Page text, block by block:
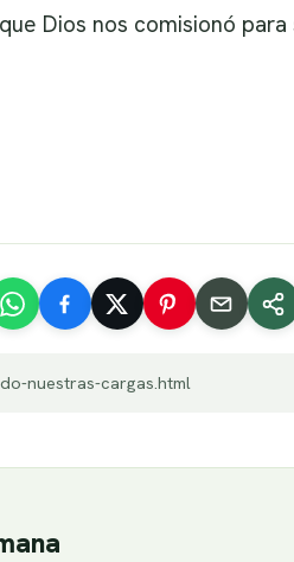
Dios nos comisionó
nuestras-cargas.html